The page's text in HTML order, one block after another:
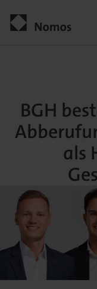
Der Verlag
Über uns
Die Nomos
Programm
Praxisliteratur
Fachbücher für
Wissenschaftlich
Wissenschaftlich
Jetzt Autor:in werden
Themenwelten
Themenwelten und
BGH
BGH
als